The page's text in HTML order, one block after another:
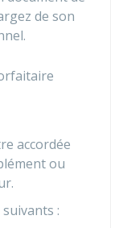
de son
accordée
ou
: